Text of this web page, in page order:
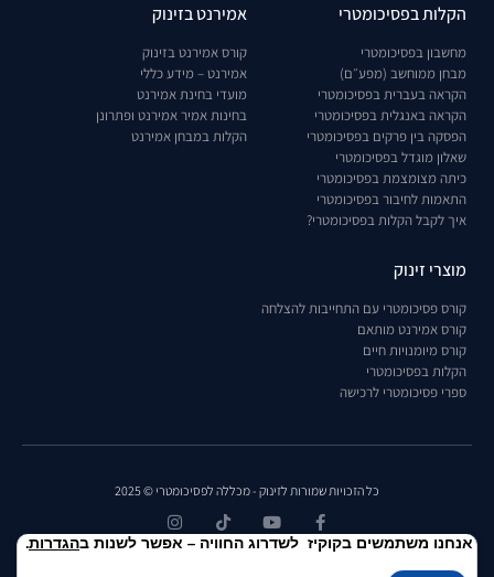
הקלות בפסיכומטרי
מחשבון בפסיכומטרי
מבחן ממוחשב (מפע״ם)
הקראה בעברית בפסיכומטרי
הקראה באנגלית בפסיכומטרי
הפסקה בין פרקים בפסיכומטרי
שאלון מוגדל בפסיכומטרי
כיתה מצומצמת בפסיכומטרי
התאמות לחיבור בפסיכומטרי
איך לקבל הקלות בפסיכומטרי?
אמירנט בזינוק
קורס אמירנט בזינוק
אמירנט – מידע כללי
מועדי בחינת אמירנט
בחינות אמיר אמירנט ופתרונן
הקלות במבחן אמירנט
מוצרי זינוק
קורס פסיכומטרי עם התחייבות להצלחה
קורס אמירנט מותאם
קורס מיומנויות חיים
הקלות בפסיכומטרי
ספרי פסיכומטרי לרכישה
כל הזכויות שמורות לזינוק - מכללה לפסיכומטרי © 2025
אנחנו משתמשים בקוקיז לשדרוג החוויה – אפשר לשנות בהגדרות.